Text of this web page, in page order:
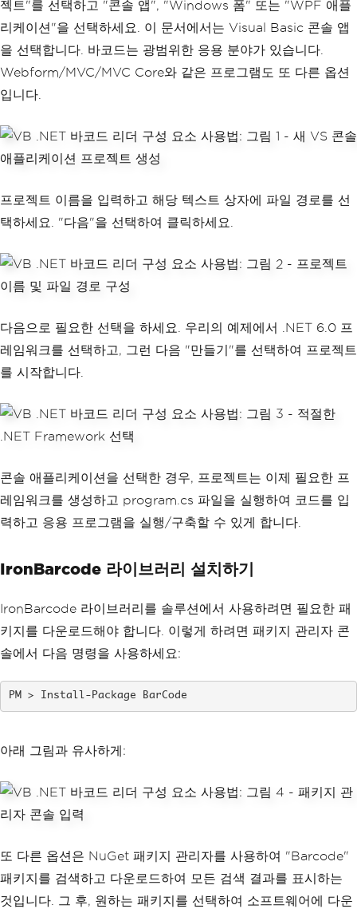
젝트"를 선택하고 "콘솔 앱", "Windows 폼" 또는 "WPF 애플
리케이션"을 선택하세요. 이 문서에서는 Visual Basic 콘솔 앱
을 선택합니다. 바코드는 광범위한 응용 분야가 있습니다.
Webform/MVC/MVC Core와 같은 프로그램도 또 다른 옵션
입니다.
프로젝트 이름을 입력하고 해당 텍스트 상자에 파일 경로를 선
택하세요. "다음"을 선택하여 클릭하세요.
다음으로 필요한 선택을 하세요. 우리의 예제에서 .NET 6.0 프
레임워크를 선택하고, 그런 다음 "만들기"를 선택하여 프로젝트
를 시작합니다.
콘솔 애플리케이션을 선택한 경우, 프로젝트는 이제 필요한 프
레임워크를 생성하고 program.cs 파일을 실행하여 코드를 입
력하고 응용 프로그램을 실행/구축할 수 있게 합니다.
IronBarcode 라이브러리 설치하기
IronBarcode 라이브러리를 솔루션에서 사용하려면 필요한 패
키지를 다운로드해야 합니다. 이렇게 하려면 패키지 관리자 콘
솔에서 다음 명령을 사용하세요:
Install-Package BarCode
아래 그림과 유사하게:
또 다른 옵션은 NuGet 패키지 관리자를 사용하여 "Barcode"
패키지를 검색하고 다운로드하여 모든 검색 결과를 표시하는
것입니다. 그 후, 원하는 패키지를 선택하여 소프트웨어에 다운